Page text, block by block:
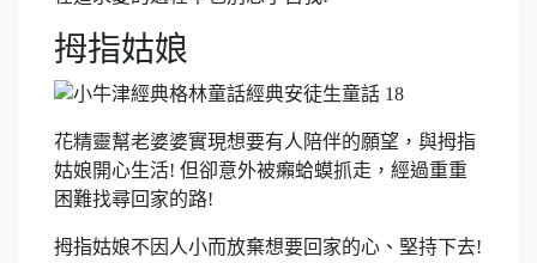
拇指姑娘
花精靈幫老婆婆實現想要有人陪伴的願望，與拇指
姑娘開心生活! 但卻意外被癩蛤蟆抓走，經過重重
困難找尋回家的路!
拇指姑娘不因人小而放棄想要回家的心、堅持下去!